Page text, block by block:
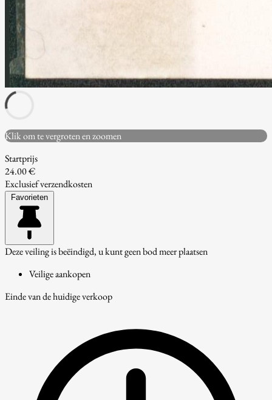
Klik om te vergroten en zoomen
Startprijs
24.00 €
Exclusief verzendkosten
Favorieten
Deze veiling is beëindigd, u kunt geen bod meer plaatsen
Veilige aankopen
Einde van de huidige verkoop